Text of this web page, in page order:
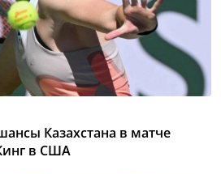
Казахстана в матче
в США